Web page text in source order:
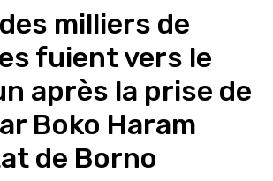
milliers de
fuient vers le
après la prise de
Boko Haram
de Borno